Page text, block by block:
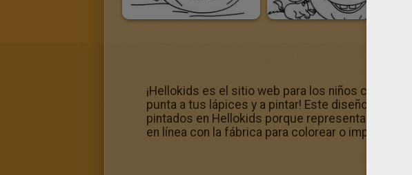
¡Hellokids es el sitio web para los niños
punta a tus lápices y a pintar! Este diseño de
pintados en Hellokids porque representa muy
en línea con la fábrica para colorear o imprimir